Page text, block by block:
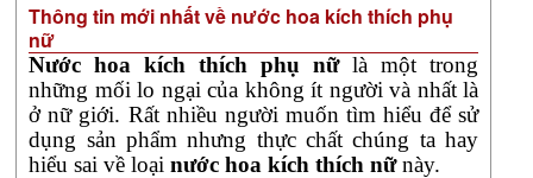
Thông tin mới nhất về nước hoa kích thích phụ
nữ
Nước hoa kích thích phụ nữlà một trong
những mối lo ngại của không ít người và nhất là
ở nữ giới. Rất nhiều người muốn tìm hiểu để sử
dụng sản phẩm nhưng thực chất chúng ta hay
hiểu sai về loạinước hoa kích thích nữnày.